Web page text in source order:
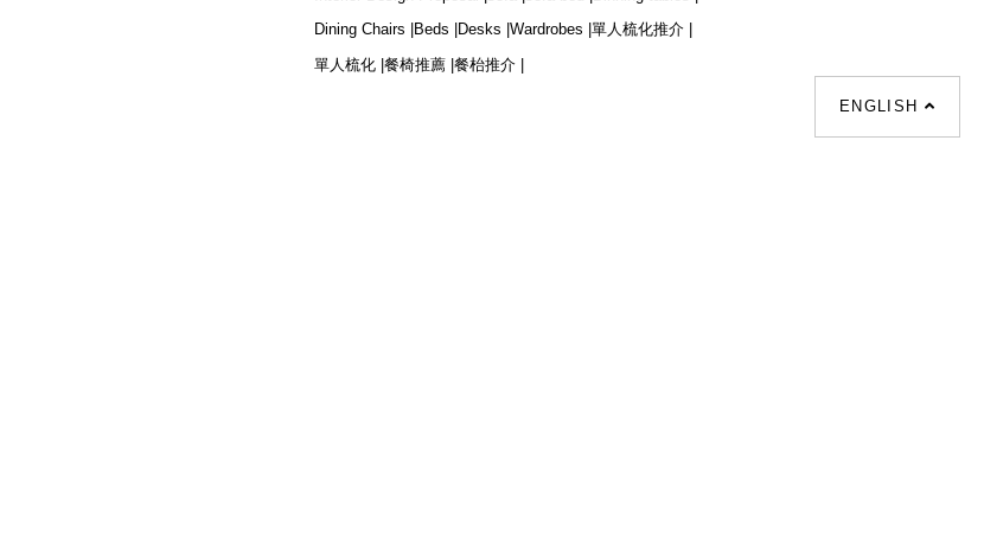
ENGLISH
Dining Chairs |
Beds | Desks | Wardrobes | 單人梳化推介 |
單人梳化 |餐椅推薦 |餐枱推介 |